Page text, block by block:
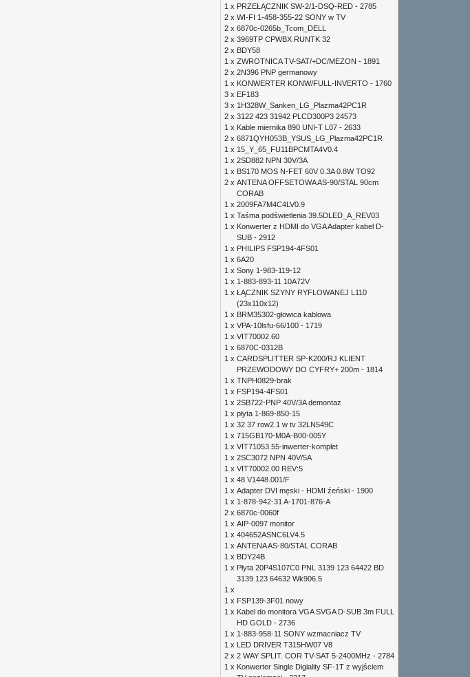
1 x PRZEŁĄCZNIK SW-2/1-DSQ-RED - 2785
2 x WI-FI 1-458-355-22 SONY w TV
2 x 6870c-0265b_Tcom_DELL
2 x 3969TP CPWBX RUNTK 32
2 x BDY58
1 x ZWROTNICA TV-SAT/+DC/MEZON - 1891
2 x 2N396 PNP germanowy
1 x KONWERTER KONW/FULL-INVERTO - 1760
3 x EF183
3 x 1H328W_Sanken_LG_Plazma42PC1R
2 x 3122 423 31942 PLCD300P3 24573
1 x Kable miernika 890 UNI-T L07 - 2633
2 x 6871QYH053B_YSUS_LG_Plazma42PC1R
1 x 15_Y_65_FU11BPCMTA4V0.4
1 x 2SD882 NPN 30V/3A
1 x BS170 MOS N-FET 60V 0.3A 0.8W TO92
2 x ANTENA OFFSETOWA AS-90/STAL 90cm
CORAB
1 x 2009FA7M4C4LV0.9
1 x Taśma podświetlenia 39.5DLED_A_REV03
1 x Konwerter z HDMI do VGA Adapter kabel D-
SUB - 2912
1 x PHILIPS FSP194-4FS01
1 x 6A20
1 x Sony 1-983-119-12
1 x 1-883-893-11 10A72V
1 x ŁĄCZNIK SZYNY RYFLOWANEJ L110
(23x110x12)
1 x BRM35302-głowica kablowa
1 x VPA-10lsfu-66/100 - 1719
1 x VIT70002.60
1 x 6870C-0312B
1 x CARDSPLITTER SP-K200/RJ KLIENT
PRZEWODOWY DO CYFRY+ 200m - 1814
1 x TNPH0829-brak
1 x FSP194-4FS01
1 x 2SB722-PNP 40V/3A demontaż
1 x płyta 1-869-850-15
1 x 32 37 row2.1 w tv 32LN549C
1 x 715GB170-M0A-B00-005Y
1 x VIT71053.55-inwerter-komplet
1 x 2SC3072 NPN 40V/5A
1 x VIT70002.00 REV:5
1 x 48.V1448.001/F
1 x Adapter DVI męski - HDMI źeński - 1900
1 x 1-878-942-31 A-1701-876-A
2 x 6870c-0060f
1 x AIP-0097 monitor
1 x 404652ASNC6LV4.5
1 x ANTENA AS-80/STAL CORAB
1 x BDY24B
1 x Płyta 20P4S107C0 PNL 3139 123 64422 BD
3139 123 64632 Wk906.5
1 x
1 x FSP139-3F01 nowy
1 x Kabel do monitora VGA SVGA D-SUB 3m FULL
HD GOLD - 2736
1 x 1-883-958-11 SONY wzmacniacz TV
1 x
LED DRIVER T315HW07 V8
2 x 2 WAY SPLIT. COR TV-SAT 5-2400MHz - 2784
1 x Konwerter Single Digiality SF-1T z wyjściem